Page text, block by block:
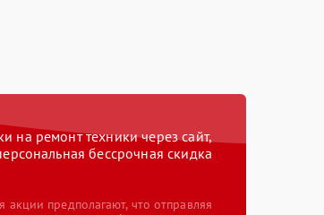
на ремонт техники через сайт,
бессрочная скидка
акции предполагают, что отправляя